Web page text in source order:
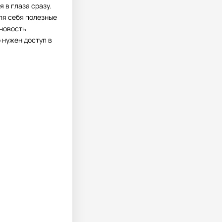
глаза сразу.
себя полезные
доступ в